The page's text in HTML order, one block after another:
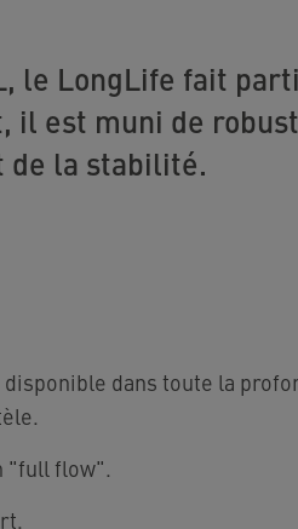
le LongLife fait
il est muni de
de la stabilité.
dans toute la
"full flow".